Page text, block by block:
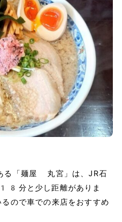
る「麺屋 丸宮」は、JR石
分と少し距離がありま
ので車での来店をおすすめ